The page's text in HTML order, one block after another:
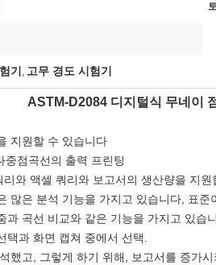
기 , 고무 경도 시험기
ASTM-D2084 디지털식 무네이
지원할 수 있습니다
중점곡선의 출력 프린팅
와 액셀 쿼리와 보고서의 생산량을 지원
많은 분석 기능을 가지고 있습니다, 표
과 곡선 비교와 같은 기능을 가지고 있습
과 화면 캡쳐 중에서 선택.
했고, 그렇게 하기 위해, 보고서를 증가